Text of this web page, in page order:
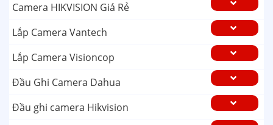
Camera HIKVISION Giá Rẻ
Lắp Camera Vantech
Lắp Camera Visioncop
Đầu Ghi Camera Dahua
Đầu ghi camera Hikvision